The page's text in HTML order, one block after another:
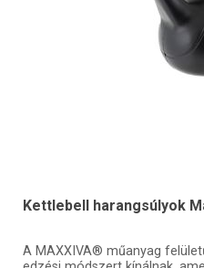
Kettlebell harangsúlyok
A MAXXIVA® műanyag